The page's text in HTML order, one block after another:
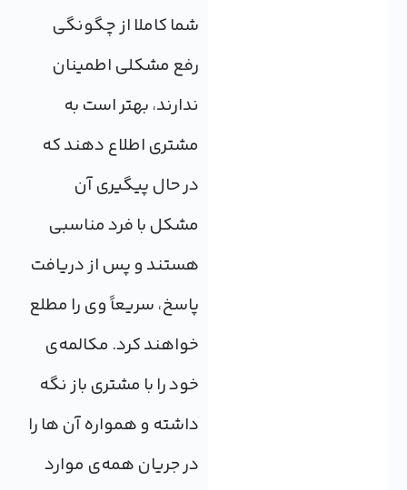
شما کاملا از چگونگی
رفع مشکلی اطمینان
ندارند، بهتر است به
مشتری اطلاع دهند که
در حال پیگیری آن
مشکل با فرد مناسبی
هستند و پس از دریافت
پاسخ، سریعاً وی را مطلع
خواهند کرد. مکالمه‌ی
خود را با مشتری باز نگه
داشته و همواره آن ها را
در جریان همه‌ی موارد